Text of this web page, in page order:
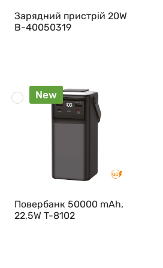
Зарядний пристрій 20W
B-40050319
New
Повербанк 50000 mAh,
22,5W T-8102